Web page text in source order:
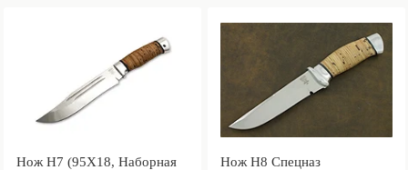
Нож Н7 (95Х18, Наборная
Нож Н8 Спецназ